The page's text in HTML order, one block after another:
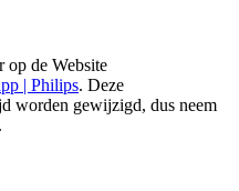
| Philips. Deze
worden gewijzigd, dus neem